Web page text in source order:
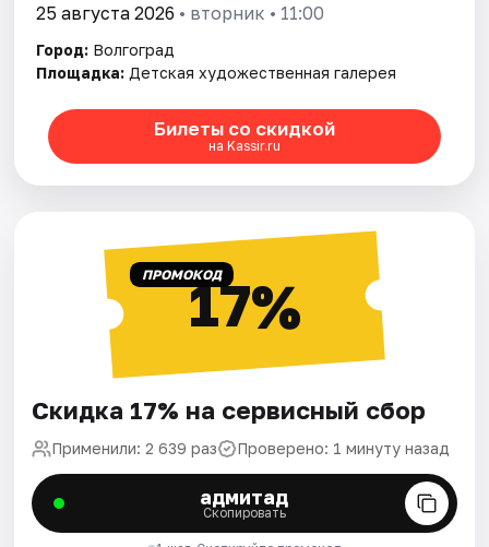
Рейтинги
25 августа 2026 • вторник • 11:00
Город: Волгоград
Площадка: Детская художественная галерея
Билеты со скидкой
на Kassir.ru
ПРОМОКОД17%
Скидка 17% на сервисный сбор
Применили: 2 639 раз Проверено: 1 минуту назад
адмитад
Скопировать